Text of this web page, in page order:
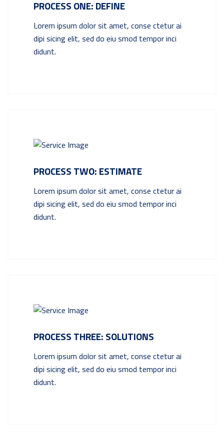
PROCESS ONE: DEFINE
Lorem ipsum dolor sit amet, conse ctetur ai
dipi sicing elit, sed do eiu smod tempor inci
didunt.
PROCESS TWO: ESTIMATE
Lorem ipsum dolor sit amet, conse ctetur ai
dipi sicing elit, sed do eiu smod tempor inci
didunt.
PROCESS THREE: SOLUTIONS
Lorem ipsum dolor sit amet, conse ctetur ai
dipi sicing elit, sed do eiu smod tempor inci
didunt.